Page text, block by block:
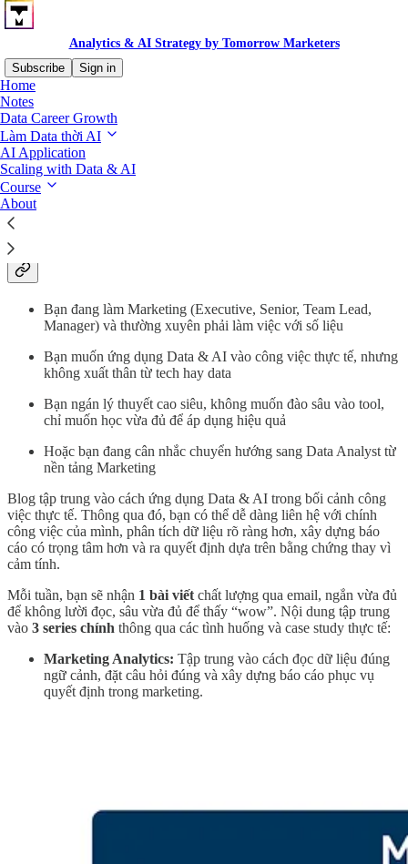
Analytics & AI Strategy by Tomorrow Marketers
Subscribe
Sign in
Home
Notes
Data Career Growth
Làm Data thời AI
AI Application
Scaling with Data & AI
Course
About
👋 Chào mừng bạn đến với Analytics & AI Strategy
Analytics & AI Strategy
Marketers trong lĩnh vực Data & AI
cho những người làm Marketing/Sales/Business muốn làm việc bài
bản hơn với dữ liệu, biết cách ứng dụng AI đúng vai trò và nâng cao
chất lượng ra quyết định trong công việc hằng ngày.
Blog này sẽ là nơi dành cho bạn nếu:
Bạn đang làm Marketing (Executive, Senior, Team Lead,
Manager) và thường xuyên phải làm việc với số liệu
Bạn muốn ứng dụng Data & AI vào công việc thực tế, nhưng
không xuất thân từ tech hay data
Bạn ngán lý thuyết cao siêu, không muốn đào sâu vào tool,
chỉ muốn học vừa đủ để áp dụng hiệu quả
Hoặc bạn đang cân nhắc chuyển hướng sang Data Analyst từ
nền tảng Marketing
Blog tập trung vào cách ứng dụng Data & AI trong bối cảnh công
việc thực tế. Thông qua đó, bạn có thể dễ dàng liên hệ với chính
công việc của mình, phân tích dữ liệu rõ ràng hơn, xây dựng báo
cáo có trọng tâm hơn và ra quyết định dựa trên bằng chứng thay vì
cảm tính.
Mỗi tuần, bạn sẽ nhận 1 bài viết chất lượng qua email, ngắn vừa đủ
để không lười đọc, sâu vừa đủ để thấy “wow”. Nội dung tập trung
vào 3 series chính thông qua các tình huống và case study thực tế:
Marketing Analytics: Tập trung vào cách đọc dữ liệu đúng
ngữ cảnh, đặt câu hỏi đúng và xây dựng báo cáo phục vụ
quyết định trong marketing.